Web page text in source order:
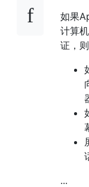
如果
计算
证，
...